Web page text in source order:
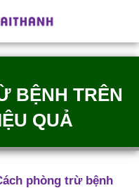
BỆNH TRÊN
QUẢ
phòng trừ bệnh